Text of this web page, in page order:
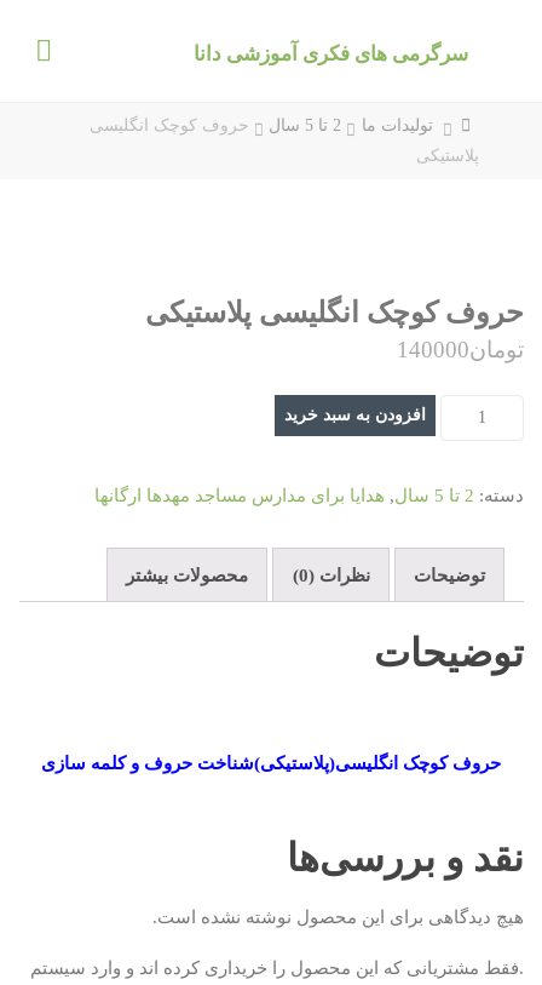
سرگرمی های فکری آموزشی دانا
خانهتولیدات ما 2 تا 5 سال
حروف کوچک انگلیسی
پلاستیکی
حروف کوچک انگلیسی پلاستیکی
تومان140000
حروف
پلاستیکی
افزودن به سبد خرید
دسته: 2 تا 5 سال , هدایا برای مدارس مساجد مهدها ارگانها
توضیحات نظرات (0) محصولات بیشتر
توضیحات
حروف کوچک انگلیسی(پلاستیکی)شناخت حروف و کلمه سازی
نقد و بررسی‌ها
هیچ دیدگاهی برای این محصول نوشته نشده است.
.فقط مشتریانی که این محصول را خریداری کرده اند و وارد سیستم